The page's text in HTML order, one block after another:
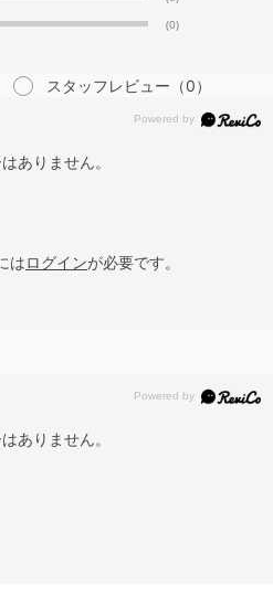
(0)
スタッフレビュー （0）
ありません。
はログインが必要です。
ありません。